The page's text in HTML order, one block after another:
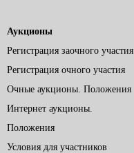
Аукционы
Регистрация заочного участия
Регистрация очного участия
Очные аукционы. Положения
Интернет аукционы.
Положения
Условия для участников